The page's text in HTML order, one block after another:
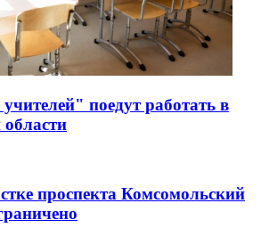
поедут работать в
проспекта Комсомольский